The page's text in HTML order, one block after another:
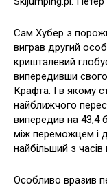
Сам Хубер з
виграв другий
кришталевий
випередивши
Крафта. І в якому
найближчого
випередив на 43,4
між переможцем і
найбільший з
Особливо вразив